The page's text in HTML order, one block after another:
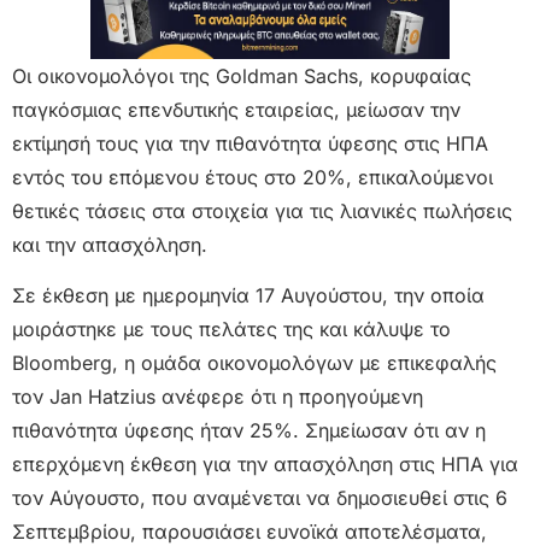
Οι οικονομολόγοι της Goldman Sachs, κορυφαίας
παγκόσμιας επενδυτικής εταιρείας, μείωσαν την
εκτίμησή τους για την πιθανότητα ύφεσης στις ΗΠΑ
εντός του επόμενου έτους στο 20%, επικαλούμενοι
θετικές τάσεις στα στοιχεία για τις λιανικές πωλήσεις
και την απασχόληση.
Σε έκθεση με ημερομηνία 17 Αυγούστου, την οποία
μοιράστηκε με τους πελάτες της και κάλυψε το
Bloomberg, η ομάδα οικονομολόγων με επικεφαλής
τον Jan Hatzius ανέφερε ότι η προηγούμενη
πιθανότητα ύφεσης ήταν 25%. Σημείωσαν ότι αν η
επερχόμενη έκθεση για την απασχόληση στις ΗΠΑ για
τον Αύγουστο, που αναμένεται να δημοσιευθεί στις 6
Σεπτεμβρίου, παρουσιάσει ευνοϊκά αποτελέσματα,